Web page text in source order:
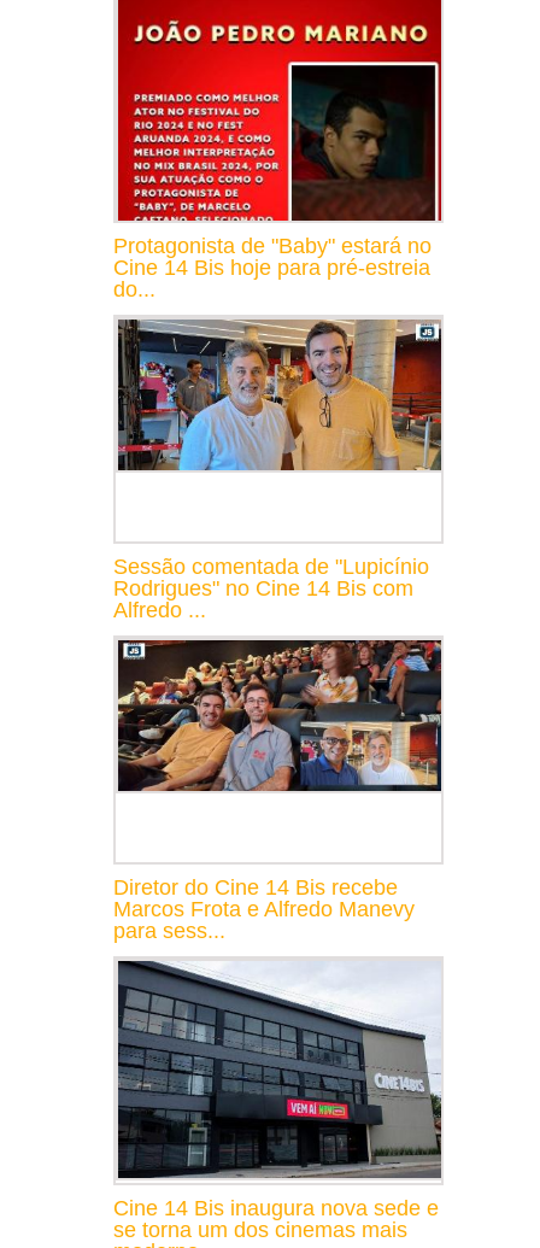
Protagonista de "Baby" estará no
Cine 14 Bis hoje para pré-estreia
do...
Sessão comentada de "Lupicínio
Rodrigues" no Cine 14 Bis com
Alfredo ...
Diretor do Cine 14 Bis recebe
Marcos Frota e Alfredo Manevy
para sess...
Cine 14 Bis inaugura nova sede e
se torna um dos cinemas mais